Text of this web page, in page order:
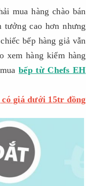
mua hàng chào bán
cao hơn nhưng
bếp hàng giả vẫn
xem hàng kiểm hàng
bếp từ Chefs EH
giá dưới 15tr đồng